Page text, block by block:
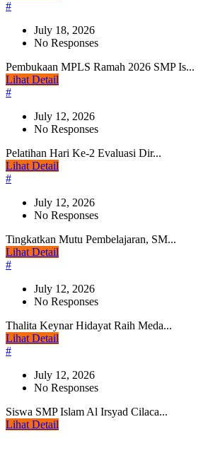
#
July 18, 2026
No Responses
Pembukaan MPLS Ramah 2026 SMP Is...
Lihat Detail
#
July 12, 2026
No Responses
Pelatihan Hari Ke-2 Evaluasi Dir...
Lihat Detail
#
July 12, 2026
No Responses
Tingkatkan Mutu Pembelajaran, SM...
Lihat Detail
#
July 12, 2026
No Responses
Thalita Keynar Hidayat Raih Meda...
Lihat Detail
#
July 12, 2026
No Responses
Siswa SMP Islam Al Irsyad Cilaca...
Lihat Detail